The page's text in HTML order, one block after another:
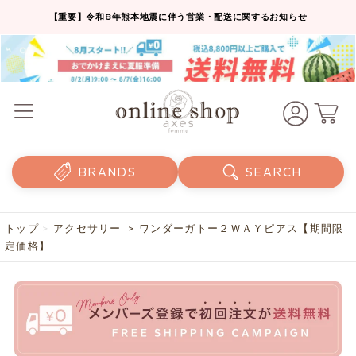
【重要】令和8年熊本地震に伴う営業・配送に関するお知らせ
BRANDS SEARCH
トップ > アクセサリー
> ワンダーガトー２ＷＡＹピアス【期間限
定価格】